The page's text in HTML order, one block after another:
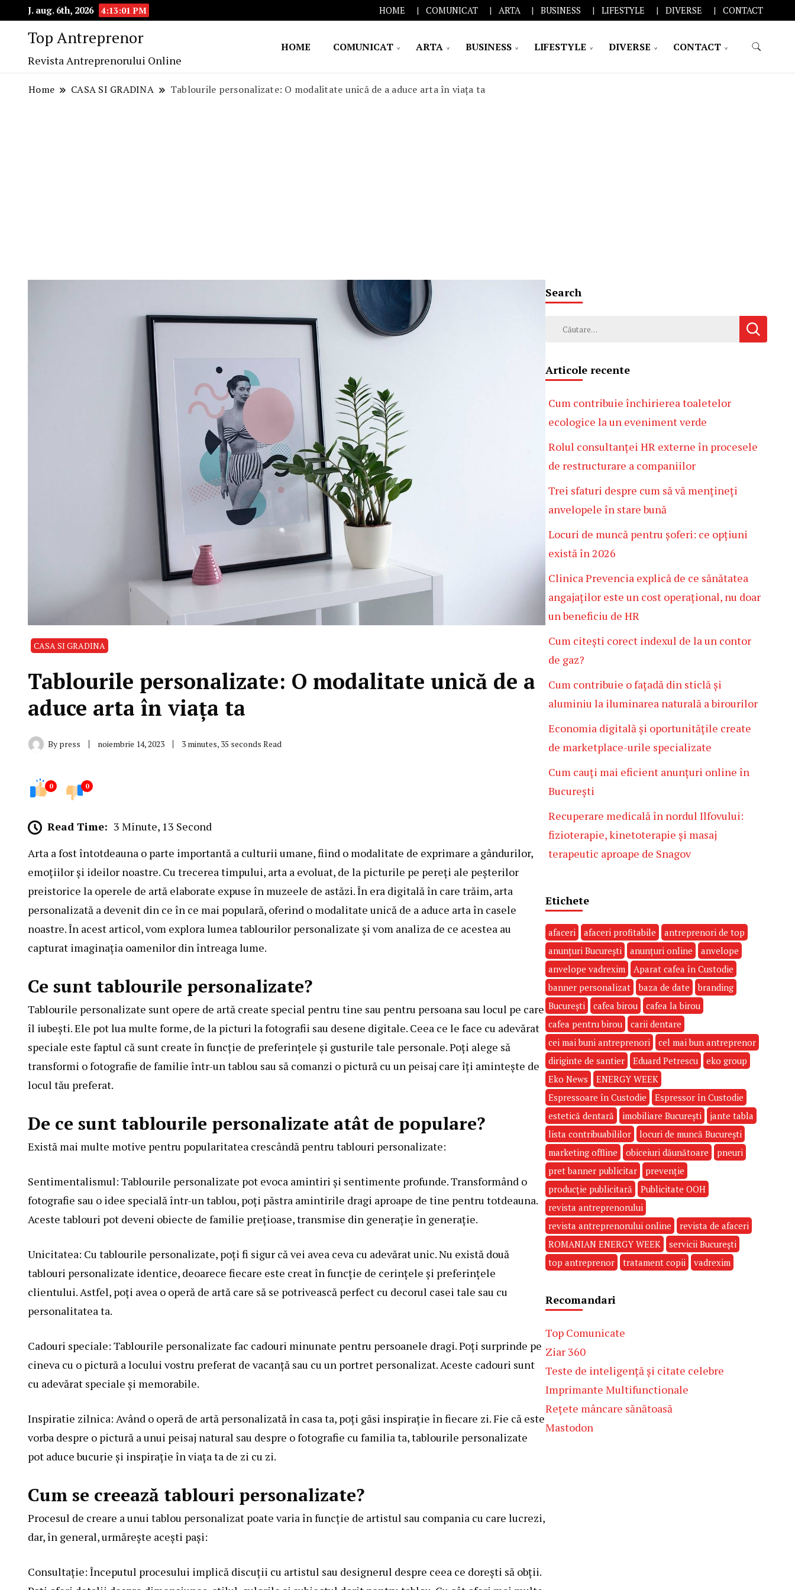
J. aug. 6th, 2026 4:13:02 PM HOME COMUNICAT ARTA BUSINESS LIFESTYLE DIVERSE CONTACT
Top Antreprenor
Revista Antreprenorului Online
HOME COMUNICAT ARTA BUSINESS LIFESTYLE DIVERSE CONTACT
Home CASA SI GRADINA Tablourile personalizate: O modalitate unică de a aduce arta în viața ta
CASA SI GRADINA
Tablourile personalizate: O modalitate unică de a
aduce arta în viața ta
By press noiembrie 14, 2023 3 minutes, 35 seconds Read
0 0
Read Time: 3 Minute, 13 Second
Arta a fost întotdeauna o parte importantă a culturii umane, fiind o modalitate de exprimare a gândurilor,
emoțiilor și ideilor noastre. Cu trecerea timpului, arta a evoluat, de la picturile pe pereți ale peșterilor
preistorice la operele de artă elaborate expuse în muzeele de astăzi. În era digitală în care trăim, arta
personalizată a devenit din ce în ce mai populară, oferind o modalitate unică de a aduce arta în casele
noastre. În acest articol, vom explora lumea tablourilor personalizate și vom analiza de ce acestea au
capturat imaginația oamenilor din întreaga lume.
Ce sunt tablourile personalizate?
Tablourile personalizate sunt opere de artă create special pentru tine sau pentru persoana sau locul pe care
îl iubești. Ele pot lua multe forme, de la picturi la fotografii sau desene digitale. Ceea ce le face cu adevărat
speciale este faptul că sunt create în funcție de preferințele și gusturile tale personale. Poți alege să
transformi o fotografie de familie într-un tablou sau să comanzi o pictură cu un peisaj care îți amintește de
locul tău preferat.
De ce sunt tablourile personalizate atât de populare?
Există mai multe motive pentru popularitatea crescândă pentru tablouri personalizate:
Sentimentalismul: Tablourile personalizate pot evoca amintiri și sentimente profunde. Transformând o
fotografie sau o idee specială într-un tablou, poți păstra amintirile dragi aproape de tine pentru totdeauna.
Aceste tablouri pot deveni obiecte de familie prețioase, transmise din generație în generație.
Unicitatea: Cu tablourile personalizate, poți fi sigur că vei avea ceva cu adevărat unic. Nu există două
tablouri personalizate identice, deoarece fiecare este creat în funcție de cerințele și preferințele
clientului. Astfel, poți avea o operă de artă care să se potrivească perfect cu decorul casei tale sau cu
personalitatea ta.
Cadouri speciale: Tablourile personalizate fac cadouri minunate pentru persoanele dragi. Poți surprinde pe
cineva cu o pictură a locului vostru preferat de vacanță sau cu un portret personalizat. Aceste cadouri sunt
cu adevărat speciale și memorabile.
Inspiratie zilnica: Având o operă de artă personalizată în casa ta, poți găsi inspirație în fiecare zi. Fie că este
vorba despre o pictură a unui peisaj natural sau despre o fotografie cu familia ta, tablourile personalizate
pot aduce bucurie și inspirație în viața ta de zi cu zi.
Cum se creează tablouri personalizate?
Procesul de creare a unui tablou personalizat poate varia în funcție de artistul sau compania cu care lucrezi,
dar, în general, urmărește acești pași:
Consultație: Începutul procesului implică discuții cu artistul sau designerul despre ceea ce dorești să obții.
Search
Caută
Articole recente
Cum contribuie închirierea toaletelor
ecologice la un eveniment verde
Rolul consultanței HR externe în procesele
de restructurare a companiilor
Trei sfaturi despre cum să vă mențineți
anvelopele în stare bună
Locuri de muncă pentru șoferi: ce opțiuni
există în 2026
Clinica Prevencia explică de ce sănătatea
angajaților este un cost operațional, nu doar
un beneficiu de HR
Cum citești corect indexul de la un contor
de gaz?
Cum contribuie o fațadă din sticlă și
aluminiu la iluminarea naturală a birourilor
Economia digitală și oportunitățile create
de marketplace-urile specializate
Cum cauți mai eficient anunțuri online în
București
Recuperare medicală în nordul Ilfovului:
fizioterapie, kinetoterapie și masaj
terapeutic aproape de Snagov
Etichete
afaceri afaceri profitabile
antreprenori de top
anunțuri București
anunțuri online
anvelope
anvelope vadrexim
Aparat cafea în Custodie
banner personalizat
baza de date
branding
București
cafea birou
cafea la birou
cafea pentru birou
carii dentare
cei mai buni antreprenori
cel mai bun antreprenor
diriginte de santier
Eduard Petrescu
eko group
Eko News
ENERGY WEEK
Espressoare în Custodie
Espressor în Custodie
estetică dentară
imobiliare București
jante tabla
lista contribuabililor
locuri de muncă București
marketing offline
obiceiuri dăunătoare
pneuri
pret banner publicitar
prevenție
producție publicitară
Publicitate OOH
revista antreprenorului
revista antreprenorului online
revista de afaceri
ROMANIAN ENERGY WEEK
servicii București
top antreprenor
tratament copii vadrexim
Recomandari
Top Comunicate
Ziar 360
Teste de inteligență și citate celebre
Imprimante Multifunctionale
Rețete mâncare sănătoasă
Mastodon